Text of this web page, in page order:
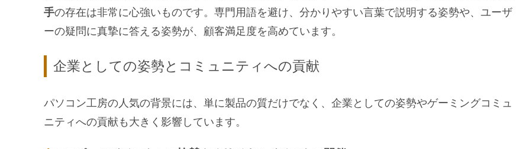
手の存在は非常に心強いものです。専門用語を避け、分かりやすい言葉で説明する姿勢や、ユーザ
ーの疑問に真摯に答える姿勢が、顧客満足度を高めています。
企業としての姿勢とコミュニティへの貢献
パソコン工房の人気の背景には、単に製品の質だけでなく、企業としての姿勢やゲーミングコミュ
ニティへの貢献も大きく影響しています。